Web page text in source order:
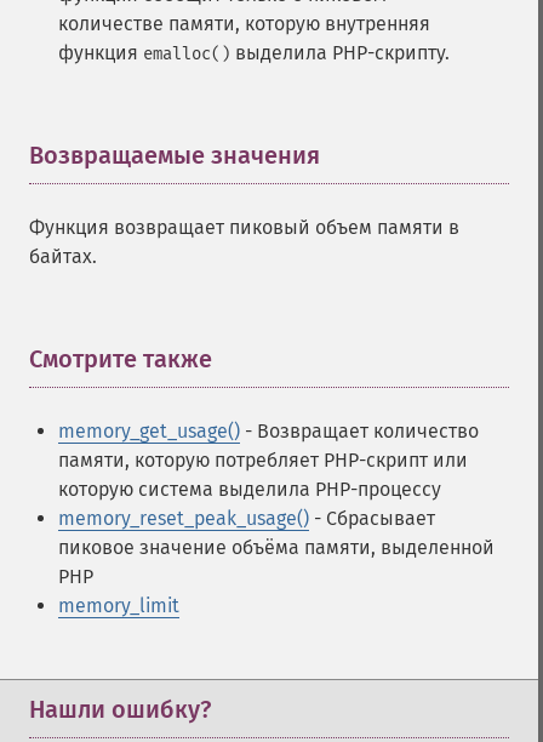
количестве памяти, которую внутренняя
функция emalloc() выделила PHP-скрипту.
Возвращаемые значения
Функция возвращает пиковый объем памяти в
байтах.
Смотрите также
memory_get_usage() - Возвращает количество
памяти, которую потребляет PHP-скрипт или
которую система выделила PHP-процессу
memory_reset_peak_usage() - Сбрасывает
пиковое значение объёма памяти, выделенной
PHP
memory_limit
Нашли ошибку?